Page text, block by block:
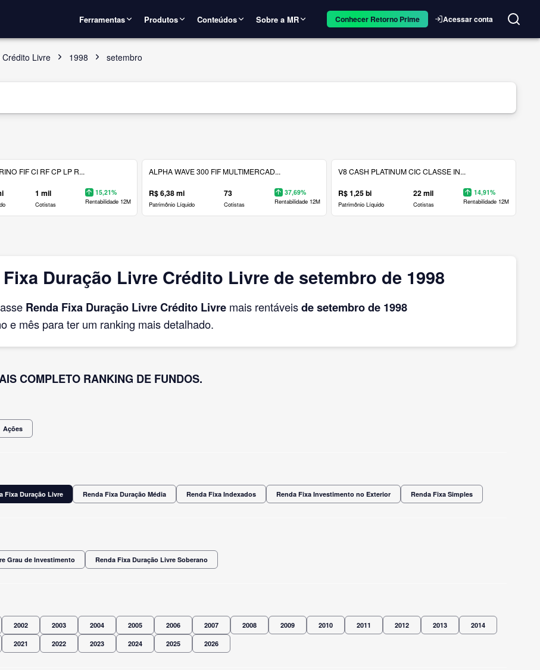
Ferramentas Produtos Conteúdos Sobre a MR Conhecer Retorno Prime Acessar conta
Livre 1998 setembro
FIF CI RF CP LP R...
1 mil
Cotistas
15,21%
Rentabilidade 12M
ALPHA WAVE 300 FIF MULTIMERCAD...
R$ 6,38 mi
Patrimônio Líquido
73
Cotistas
37,69%
Rentabilidade 12M
V8 CASH PLATINUM CIC CLASSE IN...
R$ 1,25 bi
Patrimônio Líquido
22 mil
Cotistas
14,91%
Rentabilidade 12M
Duração Livre Crédito Livre de setembro de 1998
Renda Fixa Duração Livre Crédito Livre mais rentáveisde setembrode 1998
e mês para ter um ranking mais detalhado.
COMPLETO RANKING DE FUNDOS.
Ações
Fixa Duração Livre Renda Fixa Duração Média Renda Fixa Indexados Renda Fixa Investimento no Exterior Renda Fixa Simples
Grau de Investimento Renda Fixa Duração Livre Soberano
2002 2003 2004 2005 2006 2007 2008 2009 2010 2011 2012 2013 2014
2021 2022 2023 2024 2025 2026